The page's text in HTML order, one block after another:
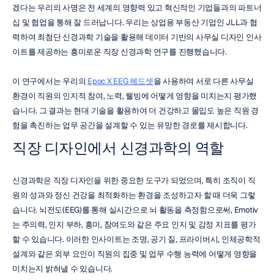
겠다는 우리의 사명은 전 세계의 영향력 있고 혁신적인 기업들과의 파트너
십 및 협업을 통해 잘 드러납니다. 우리는 상업용 부동산 기업인 JLL과 협
력하여 최첨단 신경과학 기술을 활용해 데이터 기반의 사무실 디자인 인사
이트를 제공하는 흥미로운 직장 신경과학 연구를 진행했습니다.
이 연구에서는 우리의 Epoc X EEG 헤드셋을 사용하여 서로 다른 사무실
환경이 직원의 인지적 참여, 노력, 웰빙에 어떻게 영향을 미치는지 평가했
습니다. 그 결과는 현대 기술을 활용하여 더 건강하고 몰입도 높은 직원 경
험을 촉진하는 업무 공간을 설계할 수 있는 유망한 경로를 제시합니다.
직장 디자인에서 신경과학의 역할
신경과학은 직장 디자인을 위한 중요한 도구가 되었으며, 특히 조직이 직
원의 성과와 정신 건강을 최적화하는 환경을 조성하고자 할 때 더욱 그렇
습니다. 뇌전도(EEG)를 통해 실시간으로 뇌 활동을 측정함으로써, Emotiv
는 주의력, 인지 부하, 흥미, 참여도와 같은 주요 인지 및 감정 지표를 평가
할 수 있습니다. 이러한 인사이트는 조명, 공기 질, 프라이버시, 인체공학적
설계와 같은 외부 요인이 직원의 집중 및 업무 수행 능력에 어떻게 영향을
미치는지 밝혀낼 수 있습니다.